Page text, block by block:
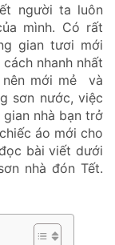
người ta luôn
mình. Có rất
gian tươi mới
nhanh nhất
mới mẻ và
sơn nước, việc
nhà bạn trở
áo mới cho
bài viết dưới
nhà đón Tết.